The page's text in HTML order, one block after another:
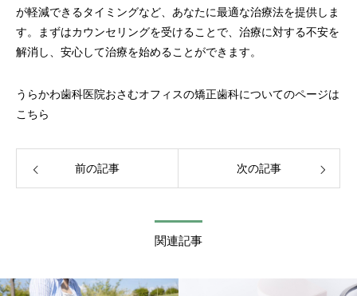
が軽減できるタイミングなど、あなたに最適な治療法を提供しま
す。まずはカウンセリングを受けることで、治療に対する不安を
解消し、安心して治療を始めることができます。
うらかわ歯科医院おさむオフィスの矯正歯科についてのページは
こちら
前の記事 次の記事
関連記事